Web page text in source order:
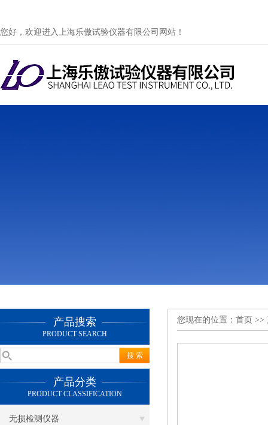
您好，欢迎进入上海乐傲试验仪器有限公司网站！
产品搜索
PRODUCT SEARCH
产品分类
PRODUCT CLASSIFICATION
无损检测仪器
您现在的位置： 首页 >>